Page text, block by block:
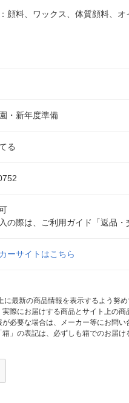
顔料、ワックス、体質顔料、オ
・新年度準備
る
の際は、ご利用ガイド「返品
ーサイトはこちら
に最新の商品情報を表示するよう努
際にお届けする商品とサイト上の
必要な場合は、メーカー等にお問い
」の表記は、必ずしも箱でのお届